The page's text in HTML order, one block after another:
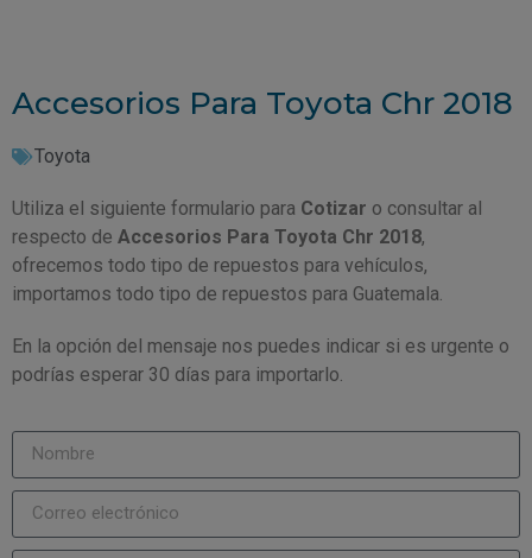
Accesorios Para Toyota Chr 2018
Toyota
Utiliza el siguiente formulario para Cotizar o consultar al
respecto de Accesorios Para Toyota Chr 2018,
ofrecemos todo tipo de repuestos para vehículos,
importamos todo tipo de repuestos para Guatemala.
En la opción del mensaje nos puedes indicar si es urgente o
podrías esperar 30 días para importarlo.